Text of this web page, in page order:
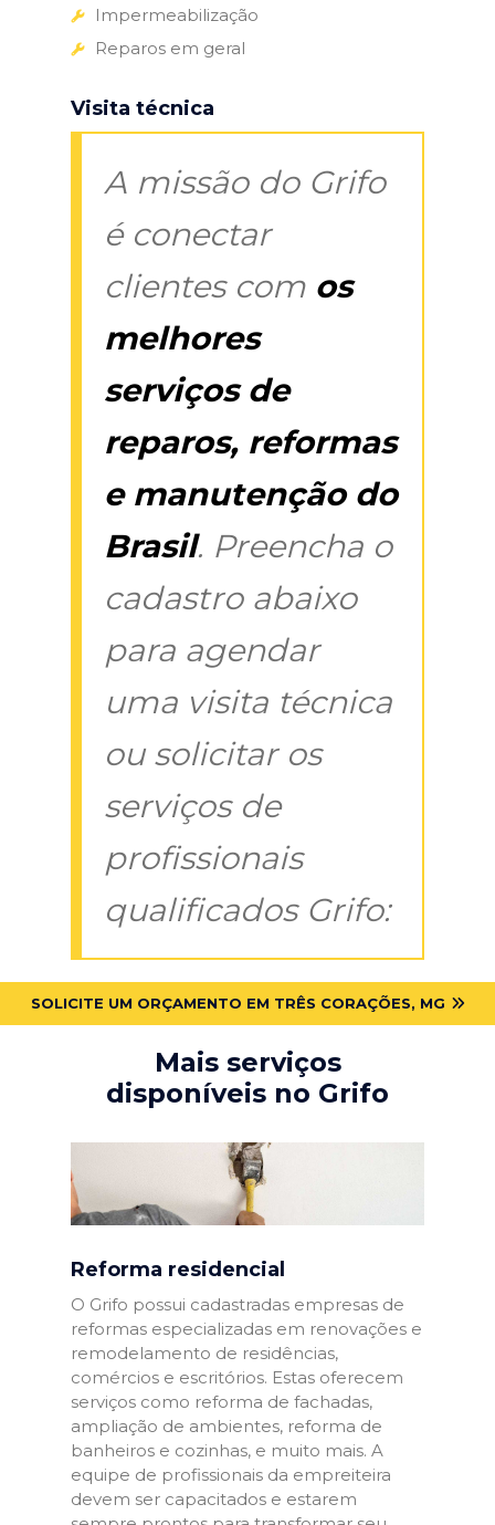
Impermeabilização
Reparos em geral
Visita técnica
A missão do Grifo
é conectar
clientes com os
melhores
serviços de
reparos, reformas
e manutenção do
Brasil. Preencha o
cadastro abaixo
para agendar
uma visita técnica
ou solicitar os
serviços de
profissionais
qualificados Grifo:
SOLICITE UM ORÇAMENTO EM TRÊS CORAÇÕES, MG
Mais serviços
disponíveis no Grifo
Reforma residencial
O Grifo possui cadastradas empresas de
reformas especializadas em renovações e
remodelamento de residências,
comércios e escritórios. Estas oferecem
serviços como reforma de fachadas,
ampliação de ambientes, reforma de
banheiros e cozinhas, e muito mais. A
equipe de profissionais da empreiteira
devem ser capacitados e estarem